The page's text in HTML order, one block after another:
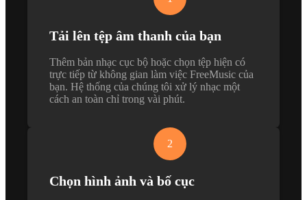
Tải lên tệp âm thanh của bạn
Thêm bản nhạc cục bộ hoặc chọn tệp hiện có
trực tiếp từ không gian làm việc FreeMusic của
bạn. Hệ thống của chúng tôi xử lý nhạc một
cách an toàn chỉ trong vài phút.
2
Chọn hình ảnh và bố cục